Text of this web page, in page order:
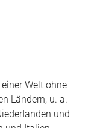
Welt ohne
Ländern, u. a.
und